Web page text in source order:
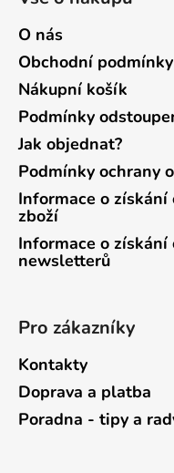
O nás
Obchodní podmínky
Nákupní košík
Podmínky
Jak objednat?
Podmínky ochrany
Informace o
zboží
Informace o
newsletterů
Pro zákazníky
Kontakty
Doprava a platba
Poradna - tipy a